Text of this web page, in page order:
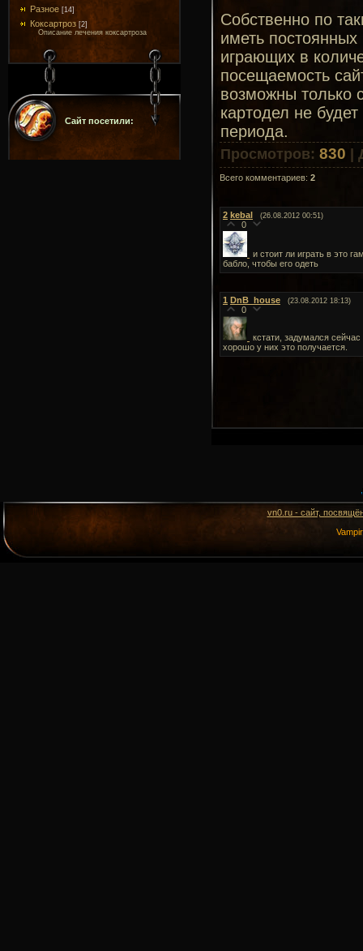
Разное [14]
Коксартроз [2]
Описание лечения коксартроза
Сайт посетили:
Собственно по
иметь постоянных
играющих в
посещаемость
возможны только
картодел не
периода.
Просмотров: 830
Всего комментариев: 2
2 kebal (26.08.2012 00:51)
0
и стоит ли играть в это
бабло, чтобы его одеть
1 DnB_house (23.08.2012 18:13)
0
кстати, задумался
хорошо у них это получается.
vn0.ru - сайт,